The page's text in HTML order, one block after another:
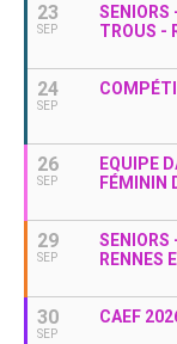
23
SEP
SENIORS
TROUS -
24
SEP
26
SEP
EQUIPE
FÉMININ
29
SEP
SENIORS
RENNES
30
SEP
CAEF